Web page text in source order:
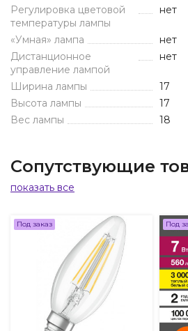
Регулировка цветовой
температуры лампы
нет
«Умная» лампа
нет
Дистанционное
управление лампой
нет
Ширина лампы
17
Высота лампы
17
Вес лампы
18
Сопутствующие
показать все
Под заказ Под